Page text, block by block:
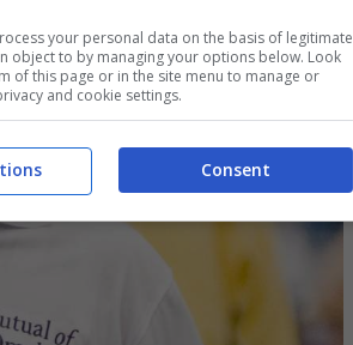
your personal data on the basis of legitimate
object to by managing your options below. Look
of this page or in the site menu to manage or
and cookie settings.
Consent